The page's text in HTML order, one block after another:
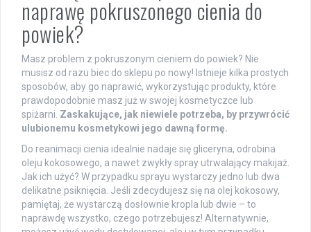
naprawę pokruszonego cienia do
powiek?
Masz problem z pokruszonym cieniem do powiek? Nie
musisz od razu biec do sklepu po nowy! Istnieje kilka prostych
sposobów, aby go naprawić, wykorzystując produkty, które
prawdopodobnie masz już w swojej kosmetyczce lub
spiżarni. Zaskakujące, jak niewiele potrzeba, by przywrócić
ulubionemu kosmetykowi jego dawną formę.
Do reanimacji cienia idealnie nadaje się gliceryna, odrobina
oleju kokosowego, a nawet zwykły spray utrwalający makijaż.
Jak ich użyć? W przypadku sprayu wystarczy jedno lub dwa
delikatne psiknięcia. Jeśli zdecydujesz się na olej kokosowy,
pamiętaj, że wystarczą dosłownie kropla lub dwie – to
naprawdę wszystko, czego potrzebujesz! Alternatywnie,